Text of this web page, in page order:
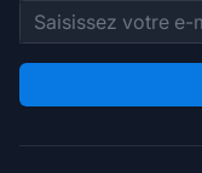
Adresse e-mail